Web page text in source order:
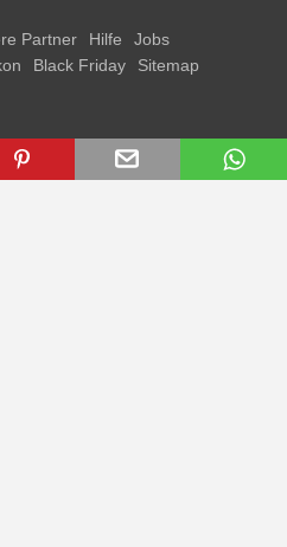
Partner Hilfe
Jobs
Black Friday
Sitemap
Kontakt